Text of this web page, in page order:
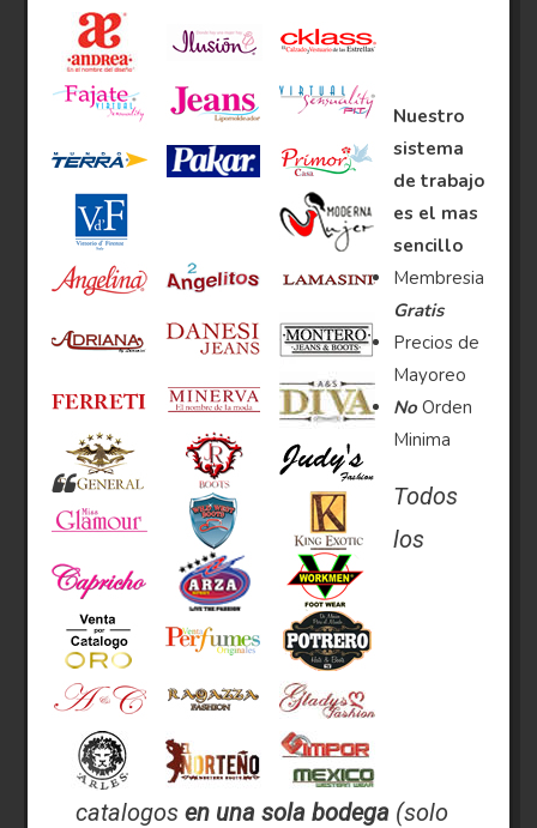
Nuestro
sistema
de trabajo
es el mas
sencillo
Membresia
Gratis
Precios de
Mayoreo
No Orden
Minima
Todos
los
catalogosen una sola bodega (solo